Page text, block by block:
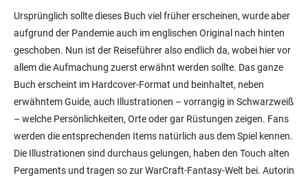
Ursprünglich sollte dieses Buch viel früher erscheinen, wurde aber
aufgrund der Pandemie auch im englischen Original nach hinten
geschoben. Nun ist der Reiseführer also endlich da, wobei hier vor
allem die Aufmachung zuerst erwähnt werden sollte. Das ganze
Buch erscheint im Hardcover-Format und beinhaltet, neben
erwähntem Guide, auch Illustrationen – vorrangig in Schwarzweiß
– welche Persönlichkeiten, Orte oder gar Rüstungen zeigen. Fans
werden die entsprechenden Items natürlich aus dem Spiel kennen.
Die Illustrationen sind durchaus gelungen, haben den Touch alten
Pergaments und tragen so zur WarCraft-Fantasy-Welt bei. Autorin